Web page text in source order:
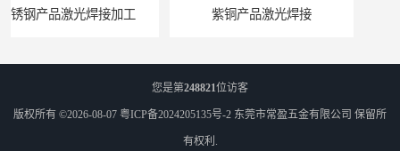
紫铜产品激光焊接 铝合金产品激光焊接
您是第248821位访客
版权所有 ©2026-08-07 粤ICP备2024205135号-2 东莞市常盈五金有限公司 保留所
有权利.